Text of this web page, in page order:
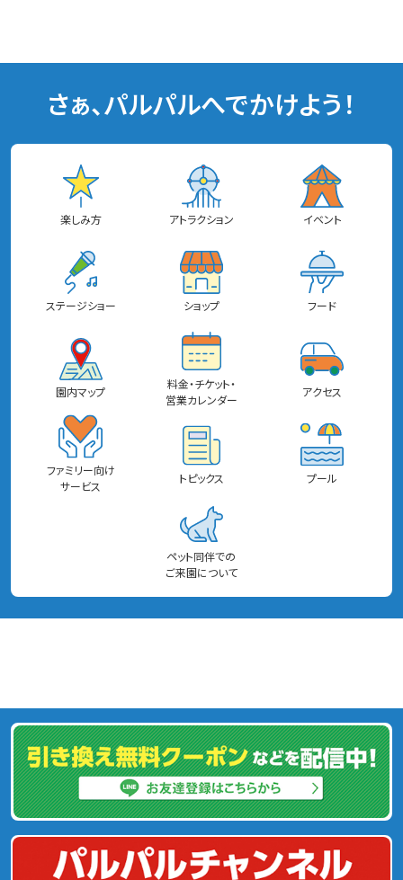
さぁ、パルパルへでかけよう！
楽しみ方 アトラクション イベント
ステージショー ショップ フード
園内マップ
料金・チケット・
営業カレンダー
アクセス
ファミリー向け
サービス
トピックス プール
ペット同伴での
ご来園について